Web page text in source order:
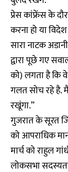
प्रेस कांफ्रेंस के
करना हो या
सारा नाटक
द्वारा पूछे गए
को) लगता है कि
गलत सोच रहे है.
रखूंगा.”
गुजरात के सूरत
को आपराधिक
मार्च को राहुल
लोकसभा